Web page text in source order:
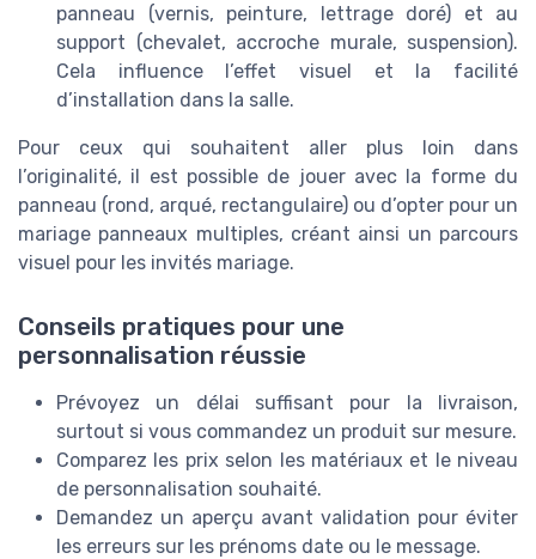
panneau (vernis, peinture, lettrage doré) et au
support (chevalet, accroche murale, suspension).
Cela influence l’effet visuel et la facilité
d’installation dans la salle.
Pour ceux qui souhaitent aller plus loin dans
l’originalité, il est possible de jouer avec la forme du
panneau (rond, arqué, rectangulaire) ou d’opter pour un
mariage panneaux multiples, créant ainsi un parcours
visuel pour les invités mariage.
Conseils pratiques pour une
personnalisation réussie
Prévoyez un délai suffisant pour la livraison,
surtout si vous commandez un produit sur mesure.
Comparez les prix selon les matériaux et le niveau
de personnalisation souhaité.
Demandez un aperçu avant validation pour éviter
les erreurs sur les prénoms date ou le message.